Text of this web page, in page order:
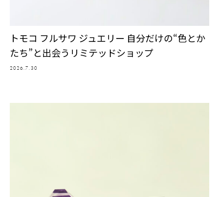
トモコ フルサワ ジュエリー 自分だけの“色とか
たち”と出会うリミテッドショップ
2026.7.30